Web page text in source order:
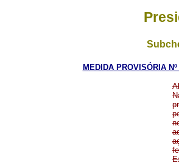
MEDIDA PROVISÓRIA